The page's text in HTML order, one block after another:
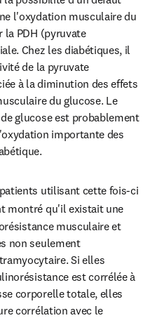
l'oxydation musculaire du
la PDH (pyruvate
Chez les diabétiques, il
de la pyruvate
à la diminution des effets
du glucose. Le
glucose est probablement
importante des
utilisant cette fois-ci
montré qu'il existait une
musculaire et
non seulement
Si elles
est corrélée à
corporelle totale, elles
corrélation avec le